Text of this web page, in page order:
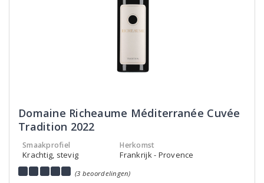
Domaine Richeaume Méditerranée Cuvée
Tradition 2022
Smaakprofiel
Krachtig, stevig
Herkomst
Frankrijk - Provence
(3 beoordelingen)